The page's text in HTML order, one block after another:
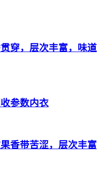
穿，层次丰富，味道
参数内衣
香带苦涩，层次丰富